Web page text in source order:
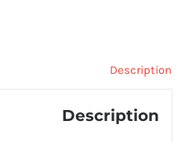
Description
Description